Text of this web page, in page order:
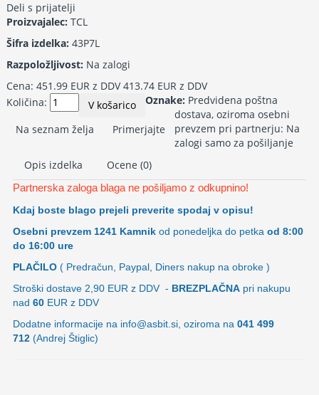
Deli s prijatelji
Proizvajalec: TCL
Šifra izdelka: 43P7L
Razpoložljivost: Na zalogi
Cena: 451.99 EUR z DDV 413.74 EUR z DDV
Količina:
V košarico
Na seznam želja
Primerjajte
Oznake: Predvidena poštna
dostava, oziroma osebni
prevzem pri partnerju: Na
zalogi samo za pošiljanje
Opis izdelka
Ocene (0)
Partnerska zaloga blaga ne pošiljamo z odkupnino!
Kdaj boste blago prejeli preverite spodaj v opisu!
Osebni prevzem 1241 Kamnik od ponedeljka do petka od 8:00
do 16:00 ure
PLAČILO ( Predračun, Paypal, Diners nakup na obroke )
Stroški dostave 2,90 EUR z DDV - BREZPLAČNA pri nakupu
nad 60 EUR z DDV
Dodatne informacije na info@asbit.si, oziroma na 041 499
712 (Andrej Štiglic)